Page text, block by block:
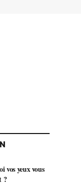
vos yeux vous
?